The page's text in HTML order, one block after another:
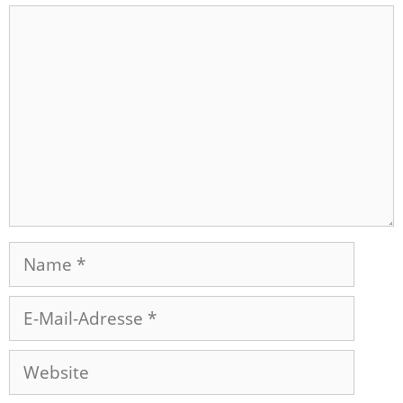
Name
Mail-
Adresse
Website